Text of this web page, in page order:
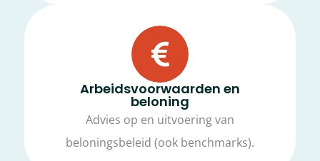
Arbeidsvoorwaarden en
beloning
Advies op en uitvoering van
beloningsbeleid (ook benchmarks).